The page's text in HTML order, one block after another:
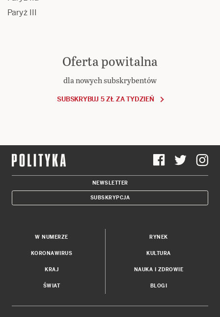
Paryż III
Oferta powitalna
dla nowych subskrybentów
SUBSKRYBUJ 5 ZŁ ZA TYDZIEŃ
NEWSLETTER
SUBSKRYPCJA
W NUMERZE
KORONAWIRUS
KRAJ
ŚWIAT
RYNEK
KULTURA
NAUKA I ZDROWIE
BLOGI